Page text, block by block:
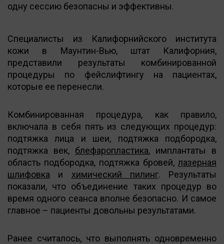
одну сессию безопасны и эффективны.
Специалисты из Калифорнийского института
кожи в Маунтин-Вью, штат Калифорния,
представили результаты комбинированной
процедуры по фейслифтингу на пациентах,
которые ее перенесли.
Комбинированная процедура, как правило,
включала в себя пять из следующих процедур:
подтяжка лица и шеи, подтяжка подбородка,
подтяжка век, блефаропластика, имплантаты в
область подбородка, подтяжка бровей, лазерная
шлифовка и химический пилинг. Результаты
показали, что объединение таких процедур во
время одного сеанса вполне безопасно. И самое
главное – пациенты довольны результатами.
Ранее считалось, что выполнять одновременно